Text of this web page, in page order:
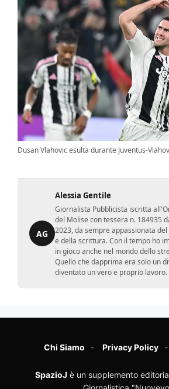
Dusan Vlahovic esulta durante Juventus-
AG
Alessia Gentile
Giornalista Pubblicista iscritta
del Molise con tessera n. 184935
2023, da sempre appassionata
e della scrittura. Con il tempo ho
in gioco anche nel mondo dello
Quello che dapprima era solo un
diventato un vero e proprio lavoro.
Chi Siamo Privacy Policy
SpazioJ è un supplemento